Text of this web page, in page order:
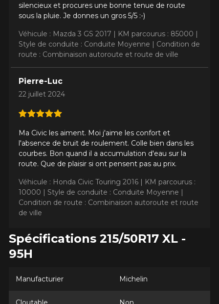
silencieux et procures une bonne tenue de route
sous la pluie. Je donnes un gros 5/5 :-)
Véhicule : Mazda 3 GS 2017 | KM parcourus : 85000 |
Style de conduite : Conduite Moyenne | Condition de
route : Combinaison autoroute et route de ville
Pierre-Luc
22 juillet 2024
Ma Civic les aiment. Moi j'aime les confort et
l'absence de bruit de roulement. Colle bien dans les
courbes. Bon quand il a accumulation d'eau sur la
route. Que de plaisir si ont pensent pas au prix.
Véhicule : Honda Civic Touring 2016 |
KM parcourus :
10000 | Style de conduite : Conduite Moyenne |
Condition de route : Combinaison autoroute et route
de ville
Spécifications 215/50R17 XL -
95H
Manufacturier Michelin
Courriel
Votre véhicule
Année
Marque
Modèle
Option